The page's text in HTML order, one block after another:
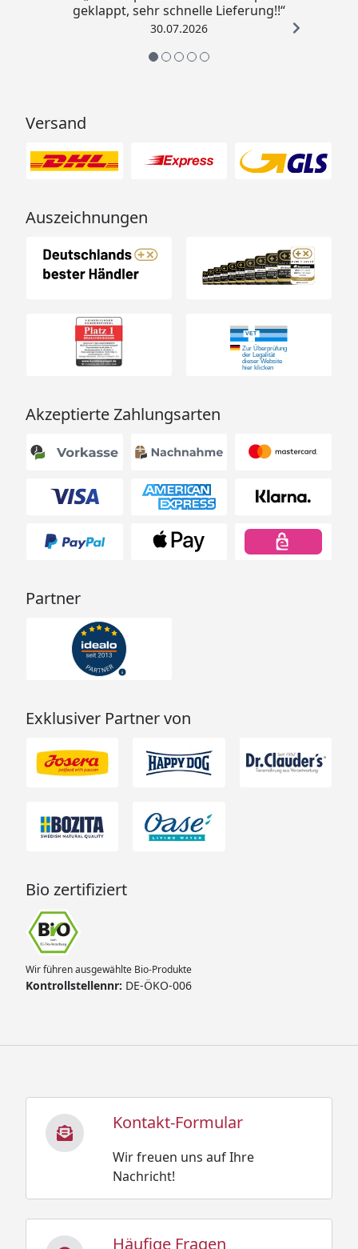
geklappt, sehr schnelle Lieferung!!“
30.07.2026
Versand
Auszeichnungen
Akzeptierte Zahlungsarten
Partner
Exklusiver Partner von
Bio zertifiziert
Wir führen ausgewählte Bio-Produkte
Kontrollstellennr: DE-ÖKO-006
Kontakt-Formular
Wir freuen uns auf Ihre
Nachricht!
Häufige Fragen